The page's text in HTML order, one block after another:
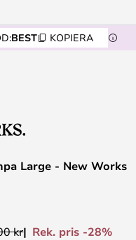
BEST KOPIERA
Large - New Works
kr Rek. pris -28%